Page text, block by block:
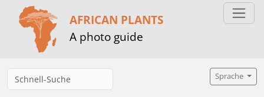
AFRICAN PLANTS
A photo guide
Sprache